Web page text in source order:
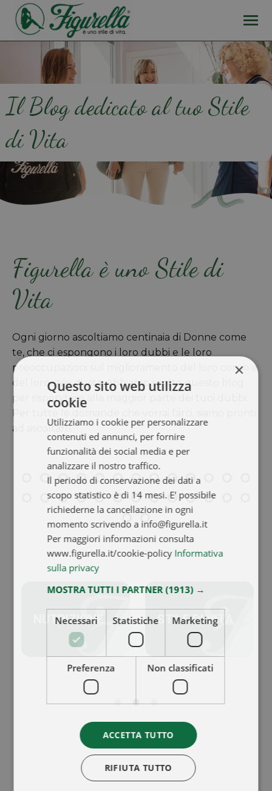
Il Blog dedicato al tuo Stile
di Vita
Figurella è uno Stile di
Vita
Ogni giorno ascoltiamo centinaia di Donne come
te, che ci espongono i loro dubbi e le loro
preoccupazioni sul miglioramento del loro corpo e
del loro stile di vita. Abbiamo scritto questo blog
per rispondere alla maggior parte dei tuoi dubbi.
ad ascoltarti.
NUTRIZIONE STILE DI VITA
×
Questo sito web utilizza
cookie
Utilizziamo i cookie per personalizzare
contenuti ed annunci, per fornire
funzionalità dei social media e per
analizzare il nostro traffico.
Il periodo di conservazione dei dati a
scopo statistico è di 14 mesi. E' possibile
richiederne la cancellazione in ogni
momento scrivendo a info@figurella.it
Per maggiori informazioni consulta
www.figurella.it/cookie-policy Informativa
sulla privacy
MOSTRA TUTTI I PARTNER(1913) →
Necessari Statistiche Marketing
Preferenza Non classificati
ACCETTA TUTTO
RIFIUTA TUTTO